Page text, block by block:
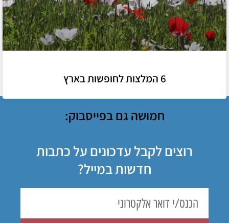
6 המלצות לחופשות בארץ
חמושה גם בפייסבוק:
רוצים לקבל עדכונים על כתבות
חדשות במייל?